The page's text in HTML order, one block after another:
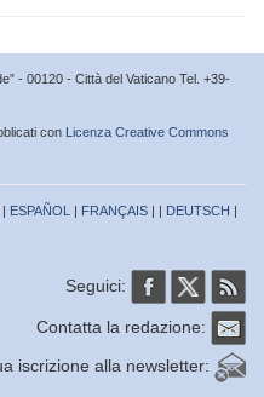
- 00120 - Città del Vaticano Tel. +39-
con Licenza Creative Commons
| ESPAÑOL | FRANÇAIS | | DEUTSCH |
Seguici:
Contatta la redazione:
iscrizione alla newsletter: